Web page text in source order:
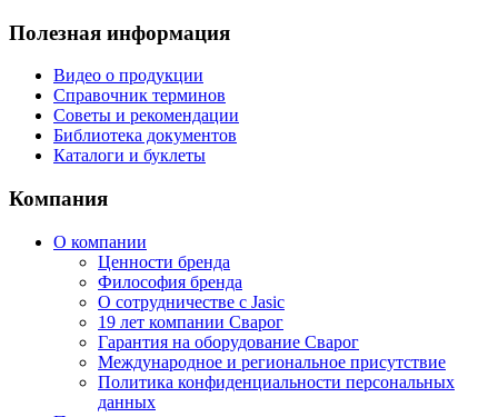
Полезная информация
Видео о продукции
Справочник терминов
Советы и рекомендации
Библиотека документов
Каталоги и буклеты
Компания
О компании
Ценности бренда
Философия бренда
О сотрудничестве с Jasic
19 лет компании Сварог
Гарантия на оборудование Сварог
Международное и региональное присутствие
Политика конфиденциальности персональных
данных